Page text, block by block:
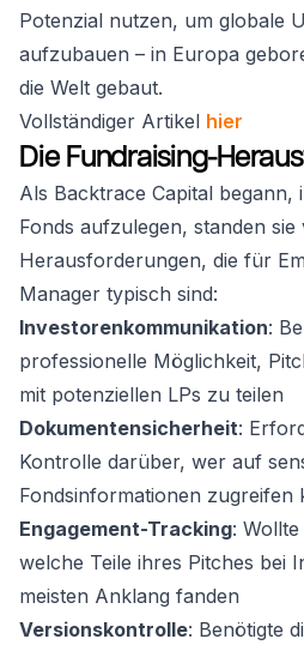
Potenzial nutzen, um globale
aufzubauen – in Europa
die Welt gebaut.
Vollständiger Artikel hier
Die Fundraising-
Als Backtrace Capital begann,
Fonds aufzulegen, standen
Herausforderungen, die für
Manager typisch sind:
Investorenkommunikation:
professionelle Möglichkeit,
mit potenziellen LPs zu teilen
Dokumentensicherheit:
Kontrolle darüber, wer auf
Fondsinformationen zugreifen
Engagement-Tracking:
welche Teile ihres Pitches bei
meisten Anklang fanden
Versionskontrolle: Benötigte